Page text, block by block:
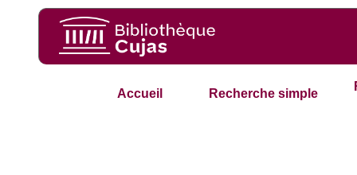
Accueil Recherche simple